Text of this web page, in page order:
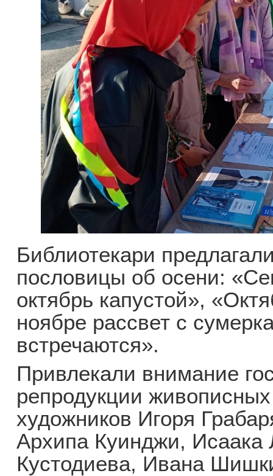
Библиотекари
пословицы об осени:
октябрь капустой»,
ноябре рассвет с
встречаются».
Привлекали внимание
репродукции
художников Игоря
Архипа Куинджи, Исаака
Кустодиева, Ивана